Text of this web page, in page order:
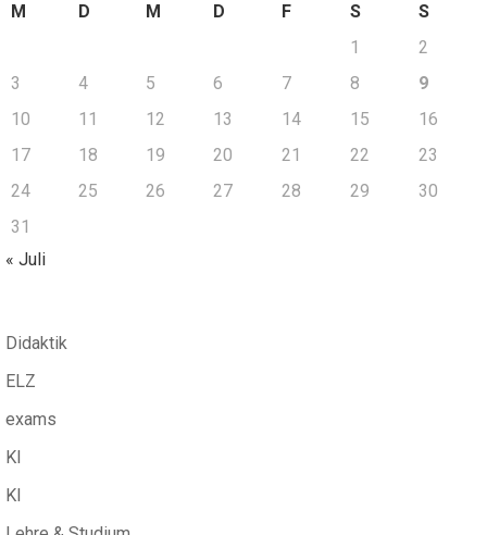
M D M D F S
S
1
2
3
4 5 6 7 8
9
10
11 12 13 14 15
16
17
18 19 20 21 22
23
24
25 26 27 28 29
30
31
« Juli
Didaktik
ELZ
exams
KI
KI